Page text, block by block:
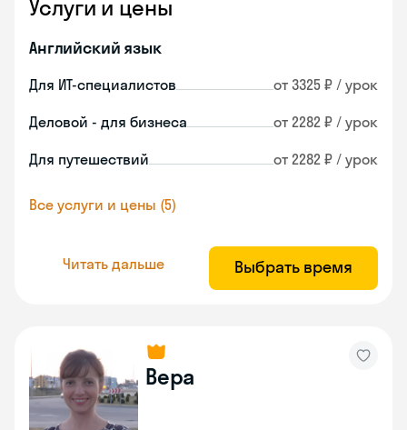
Услуги и цены
Английский язык
Для ИТ-специалистов от 3325 ₽ / урок
Деловой - для бизнеса от 2282 ₽ / урок
Для путешествий от 2282 ₽ / урок
Все услуги и цены (5)
Читать дальше Выбрать время
Вера